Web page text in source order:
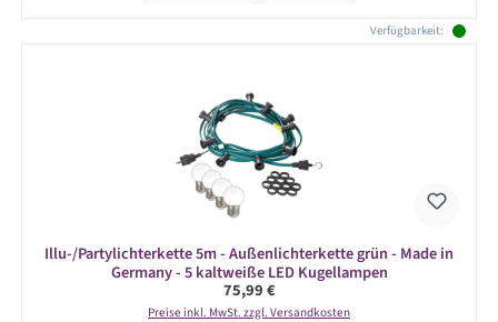
Verfügbarkeit:
Illu-/Partylichterkette 5m - Außenlichterkette grün - Made in
Germany - 5 kaltweiße LED Kugellampen
Regulärer Preis:
75,99 €
Preise inkl. MwSt. zzgl. Versandkosten